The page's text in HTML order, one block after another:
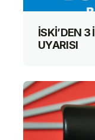
İSKİ’DEN 3
UYARISI